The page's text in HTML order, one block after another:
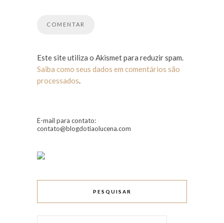
Este site utiliza o Akismet para reduzir spam.
Saiba como seus dados em comentários são
processados.
E-mail para contato:
contato@blogdotiaolucena.com
PESQUISAR